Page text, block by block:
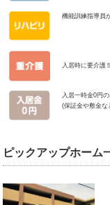
機能訓練指導員
入居時に要介護
入居一時金0円の
(保証金や敷金な
ピックアップホーム